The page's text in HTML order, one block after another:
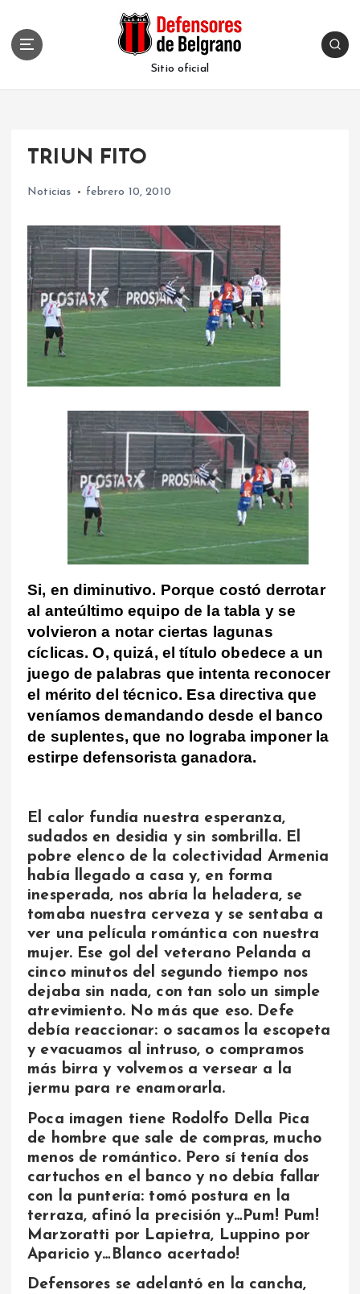
Sitio oficial
TRIUN FITO
Noticias febrero 10, 2010
Si, en diminutivo. Porque costó derrotar
al anteúltimo equipo de la tabla y se
volvieron a notar ciertas lagunas
cíclicas. O, quizá, el título obedece a un
juego de palabras que intenta reconocer
el mérito del técnico. Esa directiva que
veníamos demandando desde el banco
de suplentes, que no lograba imponer la
estirpe defensorista ganadora.
El calor fundía nuestra esperanza,
sudados en desidia y sin sombrilla. El
pobre elenco de la colectividad Armenia
había llegado a casa y, en forma
inesperada, nos abría la heladera, se
tomaba nuestra cerveza y se sentaba a
ver una película romántica con nuestra
mujer. Ese gol del veterano Pelanda a
cinco minutos del segundo tiempo nos
dejaba sin nada, con tan solo un simple
atrevimiento. No más que eso. Defe
debía reaccionar: o sacamos la escopeta
y evacuamos al intruso, o compramos
más birra y volvemos a versear a la
jermu para re enamorarla.
Poca imagen tiene Rodolfo Della Pica
de hombre que sale de compras, mucho
menos de romántico. Pero sí tenía dos
cartuchos en el banco y no debía fallar
con la puntería: tomó postura en la
terraza, afinó la precisión y…Pum! Pum!
Marzoratti por Lapietra, Luppino por
Aparicio y…Blanco acertado!
Defensores se adelantó en la cancha,